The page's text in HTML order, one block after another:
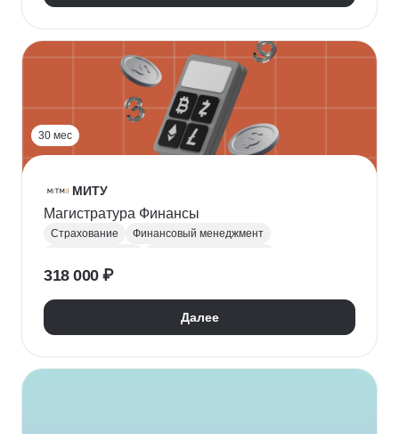
30 мес
МИТУ
Магистратура Финансы
Страхование
Финансовый менеджмент
Управление рисками
Экономическая компаративистика
Big Data
Финансовое моделирование
318 000 ₽
Далее